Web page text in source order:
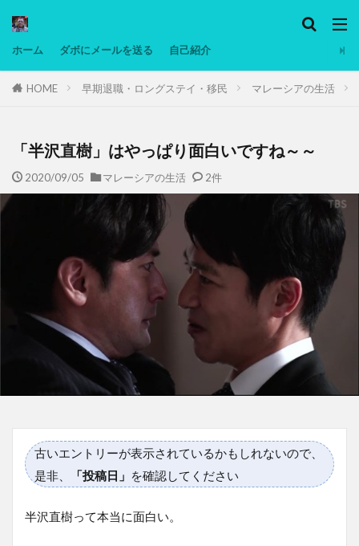
ホーム ダボにメールを送る 自己紹介
HOME 早期退職・ロングステイ・移民 マレーシアの生活
「半沢直樹」はやっぱり面白いですね～～
2020/09/05 マレーシアの生活 2件
古いエントリーが表示されているかもしれないので、
是非、
「投稿日」 を確認してください
半沢直樹って本当に面白い。
タグ
マレーシア動画
ヨーグルト
備忘録
動画 日本人村社会 脱水シート
検索